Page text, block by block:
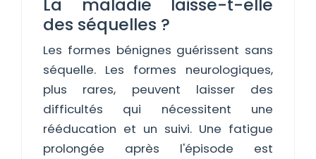
des séquelles ?
Les formes bénignes guérissent sans
séquelle. Les formes neurologiques,
plus rares, peuvent laisser des
difficultés qui nécessitent une
rééducation et un suivi. Une fatigue
prolongée après l'épisode est